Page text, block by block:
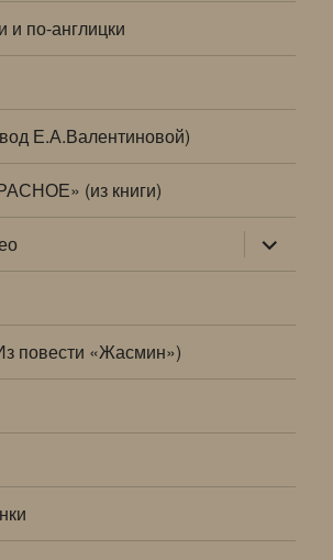
и по-англицки
Е.А.Валентиновой)
(из книги)
раскрыть
дочернее
меню
повести «Жасмин»)